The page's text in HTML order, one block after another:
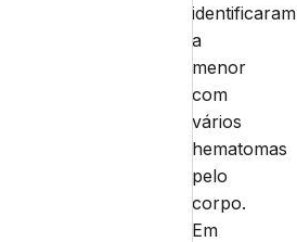
identificaram
a
menor
com
vários
hematomas
pelo
corpo.
Em